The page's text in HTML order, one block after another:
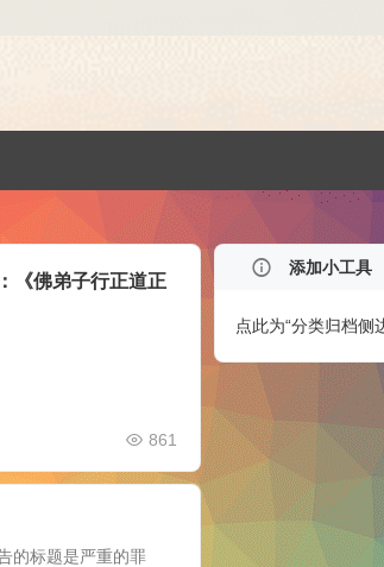
《佛弟子行正道正
861
的标题是严重的罪
添加小工具
点此为“分类归档侧